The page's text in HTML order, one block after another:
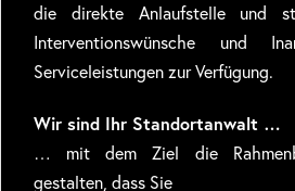
die direkte Anlaufstelle und
Interventionswünsche und
Serviceleistungen zur Verfügung.
Wir sind Ihr Standortanwalt …
… mit dem Ziel die
gestalten, dass Sie